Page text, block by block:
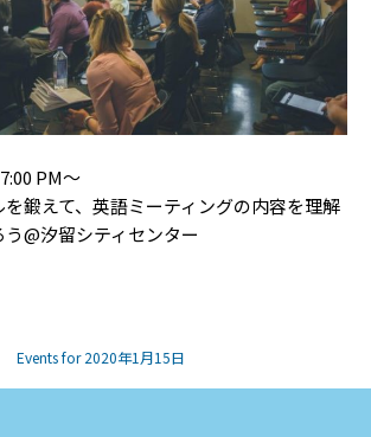
PM〜
を鍛えて、英語ミーティングの内容を理解
@汐留シティセンター
Events for 2020年1月15日